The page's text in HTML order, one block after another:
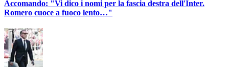
Accomando: "Vi dico i nomi per la fascia destra dell'Inter.
Romero cuoce a fuoco lento…"